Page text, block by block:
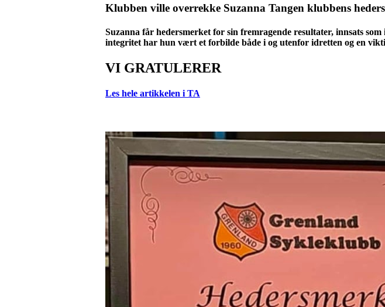
Klubben ville overrekke Suzanna Tangen klubbens
Suzanna får hedersmerket for sin fremragende resultater, innsats
integritet har hun vært et forbilde både i og utenfor idretten og en
VI GRATULERER
Les hele artikkelen i TA